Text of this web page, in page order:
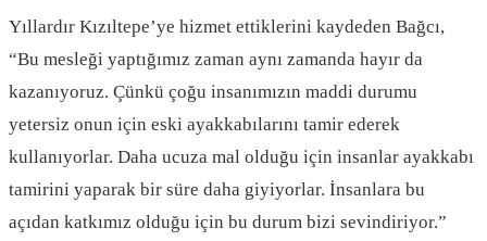
Yıllardır Kızıltepe’ye hizmet ettiklerini kaydeden Bağcı,
“Bu mesleği yaptığımız zaman aynı zamanda hayır da
kazanıyoruz. Çünkü çoğu insanımızın maddi durumu
yetersiz onun için eski ayakkabılarını tamir ederek
kullanıyorlar. Daha ucuza mal olduğu için insanlar ayakkabı
tamirini yaparak bir süre daha giyiyorlar. İnsanlara bu
açıdan katkımız olduğu için bu durum bizi sevindiriyor.”